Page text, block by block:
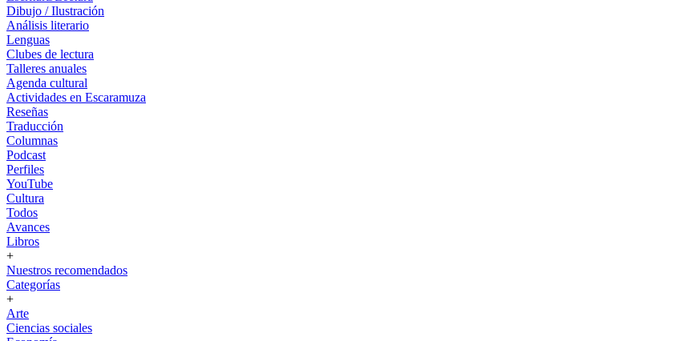
Dibujo / Ilustración
Análisis literario
Lenguas
Clubes de lectura
Talleres anuales
Agenda cultural
Actividades en Escaramuza
Reseñas
Traducción
Columnas
Podcast
Perfiles
YouTube
Cultura
Todos
Avances
Libros
+
Nuestros recomendados
Categorías
+
Arte
Ciencias sociales